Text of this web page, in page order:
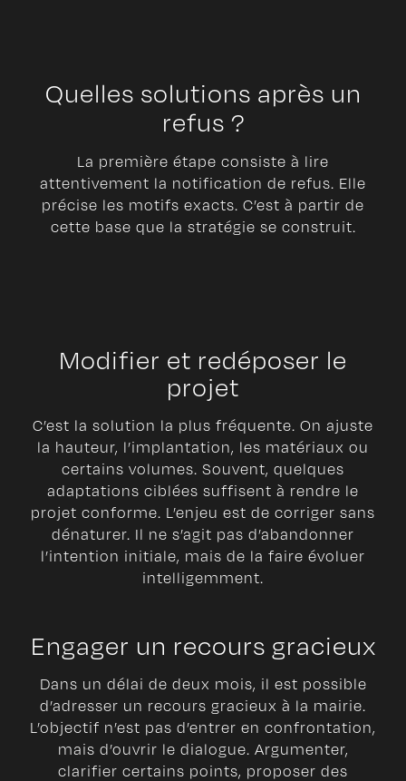
Quelles solutions après un
refus ?
La première étape consiste à lire
attentivement la notification de refus. Elle
précise les motifs exacts. C’est à partir de
cette base que la stratégie se construit.
Modifier et redéposer le
projet
C’est la solution la plus fréquente. On ajuste
la hauteur, l’implantation, les matériaux ou
certains volumes. Souvent, quelques
adaptations ciblées suffisent à rendre le
projet conforme. L’enjeu est de corriger sans
dénaturer. Il ne s’agit pas d’abandonner
l’intention initiale, mais de la faire évoluer
intelligemment.
Engager un recours gracieux
Dans un délai de deux mois, il est possible
d’adresser un recours gracieux à la mairie.
L’objectif n’est pas d’entrer en confrontation,
mais d’ouvrir le dialogue. Argumenter,
clarifier certains points, proposer des